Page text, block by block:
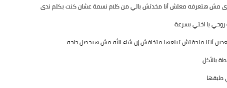
مش هتعرفه معلش أنا مخدتش بالي من كلام نسمة عشان كنت بكلم ندى
روحي يا اختي بسرعة
أنتا ملحقتش تبلعها متخافش إن شاء الله مش هيحصل حاجه
بالأكل
طبقها